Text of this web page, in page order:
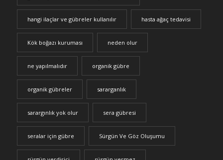
hangi ilaçlar ve gübreler kullanılır hasta ağaç tedavisi
Kök boğazı kuruması neden olur
ne yapılmalıdır organik gübre
organik gübreler sararganlık
sarargınlık yok olur sera gübresi
seralar için gübre Sürgün Ve Göz Oluşumu